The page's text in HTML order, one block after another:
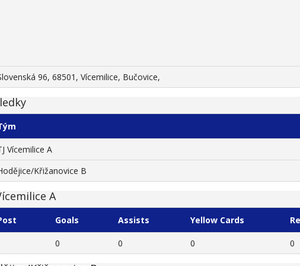
96, 68501, Vícemilice, Bučovice,
Vícemilice A
Křižanovice B
A
Goals Assists Yellow Cards
0 0 0 0